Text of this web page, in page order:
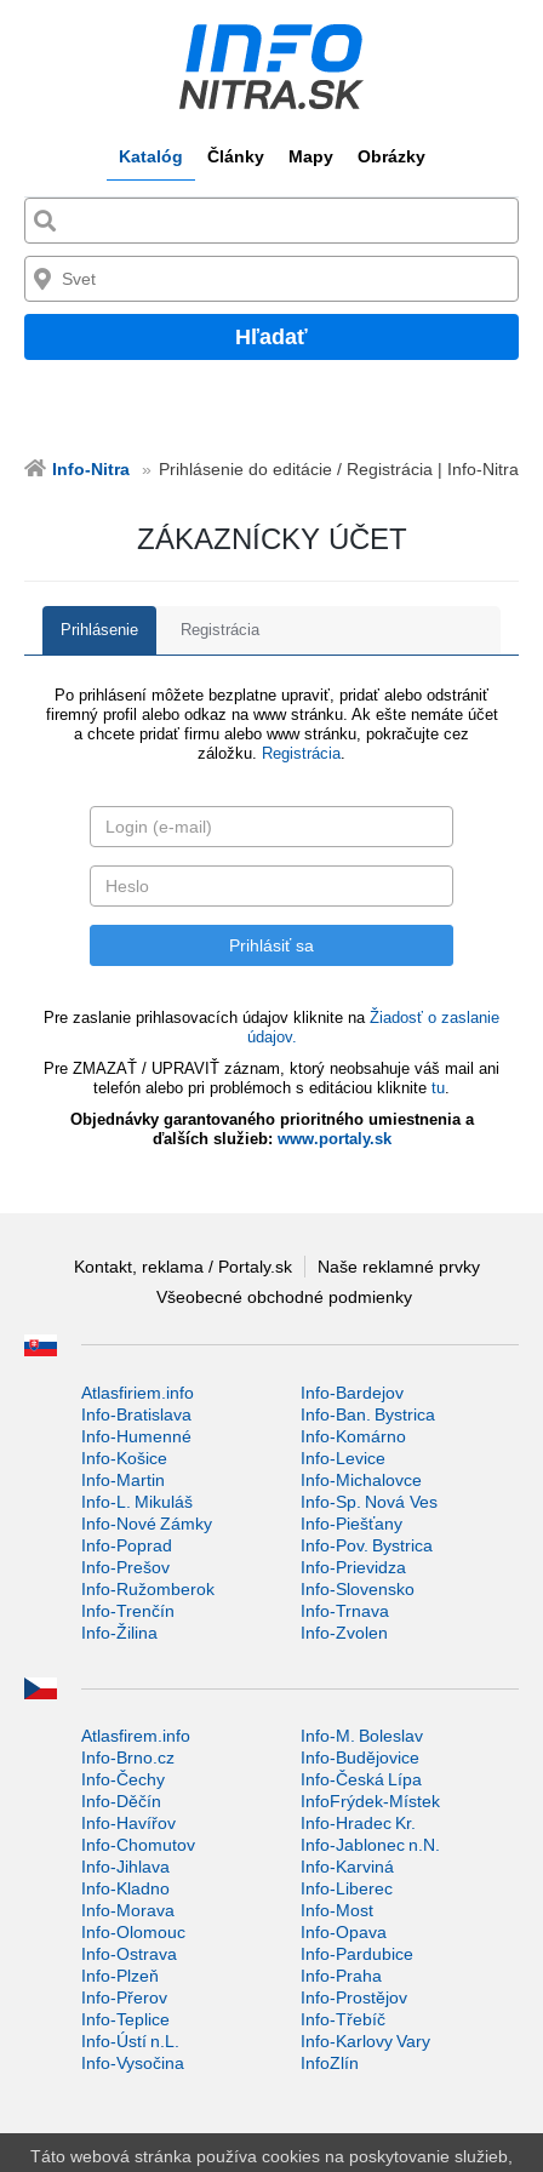
Katalóg Články Mapy Obrázky
Hľadať
Info-Nitra Prihlásenie do editácie / Registrácia | Info-Nitra
ZÁKAZNÍCKY ÚČET
Prihlásenie Registrácia
Po prihlásení môžete bezplatne upraviť, pridať alebo odstrániť
firemný profil alebo odkaz na www stránku. Ak ešte nemáte účet
a chcete pridať firmu alebo www stránku, pokračujte cez
záložku. Registrácia.
Pre zaslanie prihlasovacích údajov kliknite na Žiadosť o zaslanie
údajov.
Pre ZMAZAŤ / UPRAVIŤ záznam, ktorý neobsahuje váš mail ani
telefón alebo pri problémoch s editáciou kliknite tu.
Objednávky garantovaného prioritného umiestnenia a
ďalších služieb: www.portaly.sk
Kontakt, reklama / Portaly.sk
Naše reklamné prvky
Všeobecné obchodné podmienky
Atlasfiriem.info
Info-Bardejov
Info-Bratislava
Info-Ban. Bystrica
Info-Humenné
Info-Komárno
Info-Košice
Info-Levice
Info-Martin
Info-Michalovce
Info-L. Mikuláš
Info-Sp. Nová Ves
Info-Nové Zámky
Info-Piešťany
Info-Poprad
Info-Pov. Bystrica
Info-Prešov
Info-Prievidza
Info-Ružomberok
Info-Slovensko
Info-Trenčín
Info-Trnava
Info-Žilina
Info-Zvolen
Atlasfirem.info
Info-M. Boleslav
Info-Brno.cz
Info-Budějovice
Info-Čechy
Info-Česká Lípa
Info-Děčín
InfoFrýdek-Místek
Info-Havířov
Info-Hradec Kr.
Info-Chomutov
Info-Jablonec n.N.
Info-Jihlava
Info-Karviná
Info-Kladno
Info-Liberec
Info-Morava
Info-Most
Info-Olomouc
Info-Opava
Info-Ostrava
Info-Pardubice
Info-Plzeň
Info-Praha
Info-Přerov
Info-Prostějov
Info-Teplice
Info-Třebíč
Info-Ústí n.L.
Info-Karlovy Vary
Info-Vysočina
InfoZlín
Táto webová stránka používa cookies na poskytovanie služieb,